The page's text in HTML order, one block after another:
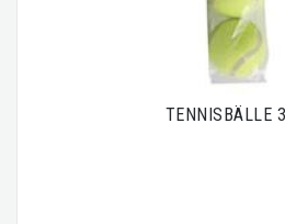
TENNISBÄLLE